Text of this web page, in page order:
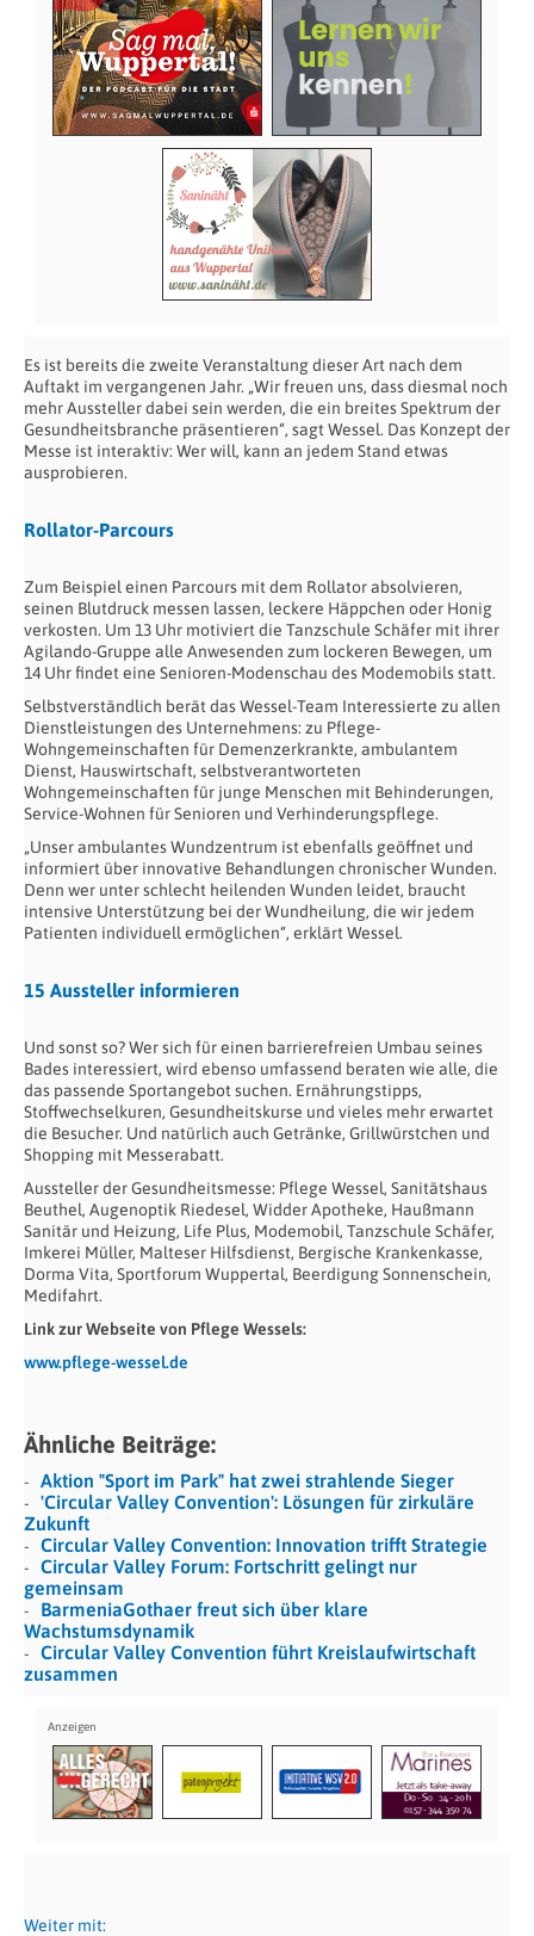
Es ist bereits die zweite Veranstaltung dieser Art nach dem
Auftakt im vergangenen Jahr. „Wir freuen uns, dass diesmal noch
mehr Aussteller dabei sein werden, die ein breites Spektrum der
Gesundheitsbranche präsentieren“, sagt Wessel. Das Konzept der
Messe ist interaktiv: Wer will, kann an jedem Stand etwas
ausprobieren.
Rollator-Parcours
Zum Beispiel einen Parcours mit dem Rollator absolvieren,
seinen Blutdruck messen lassen, leckere Häppchen oder Honig
verkosten. Um 13 Uhr motiviert die Tanzschule Schäfer mit ihrer
Agilando-Gruppe alle Anwesenden zum lockeren Bewegen, um
14 Uhr findet eine Senioren-Modenschau des Modemobils statt.
Selbstverständlich berät das Wessel-Team Interessierte zu allen
Dienstleistungen des Unternehmens: zu Pflege-
Wohngemeinschaften für Demenzerkrankte, ambulantem
Dienst, Hauswirtschaft, selbstverantworteten
Wohngemeinschaften für junge Menschen mit Behinderungen,
Service-Wohnen für Senioren und Verhinderungspflege.
„Unser ambulantes Wundzentrum ist ebenfalls geöffnet und
informiert über innovative Behandlungen chronischer Wunden.
Denn wer unter schlecht heilenden Wunden leidet, braucht
intensive Unterstützung bei der Wundheilung, die wir jedem
Patienten individuell ermöglichen“, erklärt Wessel.
15 Aussteller informieren
Und sonst so? Wer sich für einen barrierefreien Umbau seines
Bades interessiert, wird ebenso umfassend beraten wie alle, die
das passende Sportangebot suchen. Ernährungstipps,
Stoffwechselkuren, Gesundheitskurse und vieles mehr erwartet
die Besucher. Und natürlich auch Getränke, Grillwürstchen und
Shopping mit Messerabatt.
Aussteller der Gesundheitsmesse: Pflege Wessel, Sanitätshaus
Beuthel, Augenoptik Riedesel, Widder Apotheke, Haußmann
Sanitär und Heizung, Life Plus, Modemobil, Tanzschule Schäfer,
Imkerei Müller, Malteser Hilfsdienst, Bergische Krankenkasse,
Dorma Vita, Sportforum Wuppertal, Beerdigung Sonnenschein,
Medifahrt.
Link zur Webseite von Pflege Wessels:
www.pflege-wessel.de
Ähnliche Beiträge:
Aktion "Sport im Park" hat zwei strahlende Sieger
'Circular Valley Convention': Lösungen für zirkuläre
Zukunft
Circular Valley Convention: Innovation trifft Strategie
Circular Valley Forum: Fortschritt gelingt nur
gemeinsam
BarmeniaGothaer freut sich über klare
Wachstumsdynamik
Circular Valley Convention führt Kreislaufwirtschaft
zusammen
Weiter mit: